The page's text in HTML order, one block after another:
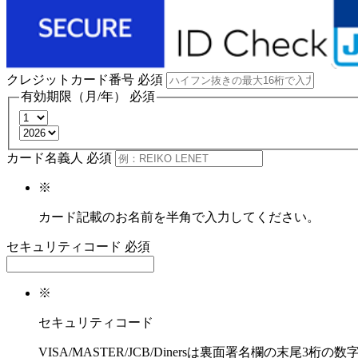
クレジットカード番号 必須
有効期限（月/年）
必須
カード名義人 必須
※
カード記載のお名前を半角で入力してください。
セキュリティコード 必須
※
セキュリティコード
VISA/MASTER/JCB/Dinersは裏面署名欄の末尾3桁の数